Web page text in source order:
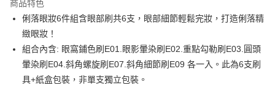
成交易。
3.實際核准額度、可分期數及費用金額請依後續交易確認頁面所載為準。
4.訂單成立30分鐘內，如未前往確認交易或遇審核未通過，訂單將自動取
法說明評估內容。
【繳款方式說明】
1.分期款項不併入電信帳單，「大哥付你分期」於每月結算日後寄送繳費提
醒簡訊。
【關於「AFTEE先享後付」】
AFTEE先享後付是「在收到商品之後才付款」的支付方式。 讓您購物簡單
便利好安心！
１．簡單：不需註冊會員、不需綁卡、不需儲值。
２．便利：只要手機號碼，簡訊認證，即可結帳。
３．安心：先確認商品／服務後，再付款。
【「AFTEE先享後付」結帳流程】
ATM付款
全家付款取貨
每筆NT$80，滿NT$699(含以上)免運費
商品特色
俐落眼妝6件組含眼部刷共6支，眼部細節輕鬆完妝，打造俐落精
緻眼妝！
組合內含: 眼窩鋪色刷E01.眼影暈染刷E02.重點勾勒刷E03.圓頭
暈染刷E04.斜角螺旋刷E07.斜角細節刷E09 各一入。此為6支刷
具+紙盒包裝，非單支獨立包裝。